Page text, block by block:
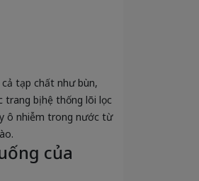
tạp chất như bùn,
bị hệ thống lõi lọc
ô nhiễm trong nước từ
của